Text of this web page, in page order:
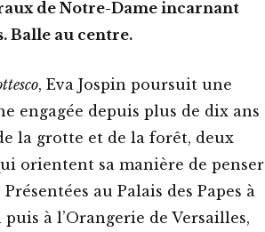
de Notre-Dame incarnant
Balle au centre.
, Eva Jospin poursuit une
engagée depuis plus de dix ans
la grotte et de la forêt, deux
orientent sa manière de penser
Présentées au Palais des Papes à
à l’Orangerie de Versailles,